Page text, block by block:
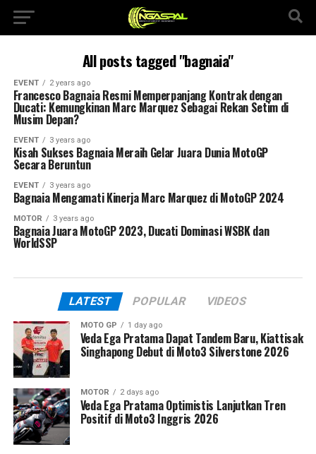
All posts tagged "bagnaia"
EVENT 2 years ago
Francesco Bagnaia Resmi Memperpanjang Kontrak dengan
Ducati: Kemungkinan Marc Marquez Sebagai Rekan Setim di
Musim Depan?
EVENT 3 years ago
Kisah Sukses Bagnaia Meraih Gelar Juara Dunia MotoGP
Secara Beruntun
EVENT 3 years ago
Bagnaia Mengamati Kinerja Marc Marquez di MotoGP 2024
MOTOR 3 years ago
Bagnaia Juara MotoGP 2023, Ducati Dominasi WSBK dan
WorldSSP
LATEST POPULAR VIDEOS
MOTO GP 1 day ago
Veda Ega Pratama Dapat Tandem Baru, Kiattisak
Singhapong Debut di Moto3 Silverstone 2026
MOTOR 2 days ago
Veda Ega Pratama Optimistis Lanjutkan Tren
Positif di Moto3 Inggris 2026